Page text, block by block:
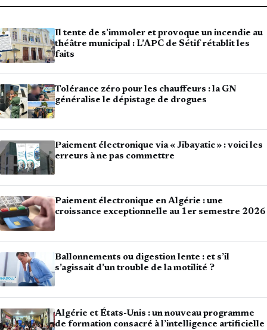
Il tente de s’immoler et provoque un incendie au
théâtre municipal : L’APC de Sétif rétablit les
faits
Tolérance zéro pour les chauffeurs : la GN
généralise le dépistage de drogues
Paiement électronique via « Jibayatic » : voici les
erreurs à ne pas commettre
Paiement électronique en Algérie : une
croissance exceptionnelle au 1er semestre 2026
Ballonnements ou digestion lente : et s’il
s’agissait d’un trouble de la motilité ?
Algérie et États-Unis : un nouveau programme
de formation consacré à l’intelligence artificielle